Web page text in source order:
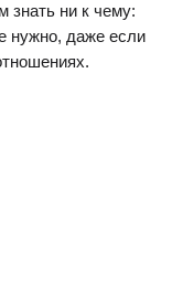
знать ни к чему:
нужно, даже если